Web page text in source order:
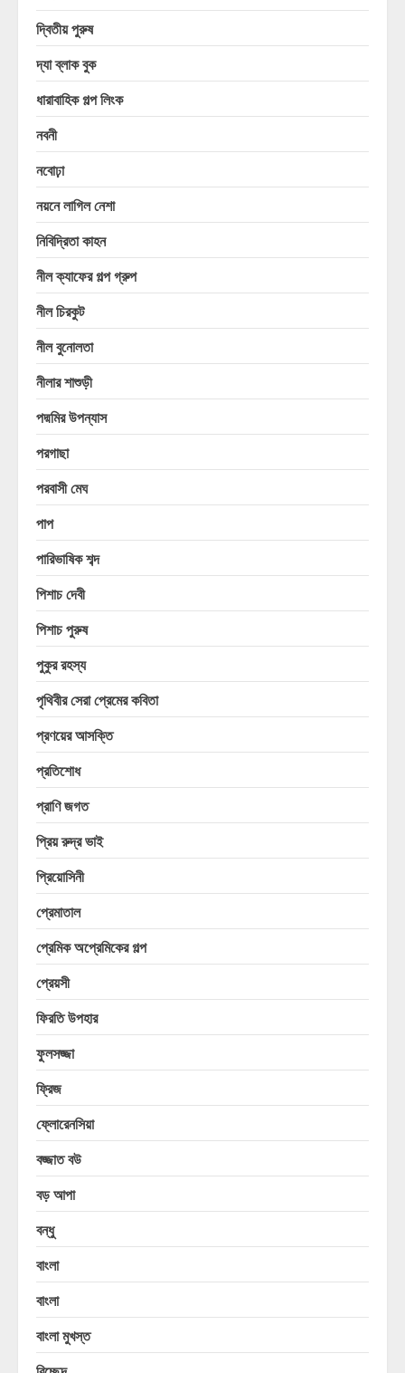
দ্বিতীয় পুরুষ
দ্যা ব্লাক বুক
ধারাবাহিক গল্প লিংক
নবনী
নবোঢ়া
নয়নে লাগিল নেশা
নিবিদ্রিতা কাহন
নীল ক্যাফের গল্প গ্রুপ
নীল চিরকুট
নীল বুনোলতা
নীলার শাশুড়ী
পদ্মমির উপন্যাস
পরগাছা
পরবাসী মেঘ
পাপ
পারিভাষিক শব্দ
পিশাচ দেবী
পিশাচ পুরুষ
পুকুর রহস্য
পৃথিবীর সেরা প্রেমের কবিতা
প্রণয়ের আসক্তি
প্রতিশোধ
প্রাণি জগত
প্রিয় রুদ্র ভাই
প্রিয়োসিনী
প্রেমাতাল
প্রেমিক অপ্রেমিকের গল্প
প্রেয়সী
ফিরতি উপহার
ফুলসজ্জা
ফ্রিজ
ফ্লোরেনসিয়া
বজ্জাত বউ
বড় আপা
বন্ধু
বাংলা
বাংলা
বাংলা মুখস্ত